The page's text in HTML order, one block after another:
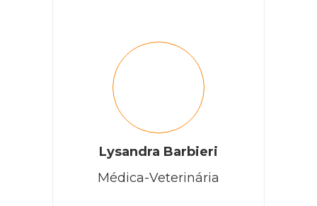
Lysandra Barbieri
Médica-Veterinária